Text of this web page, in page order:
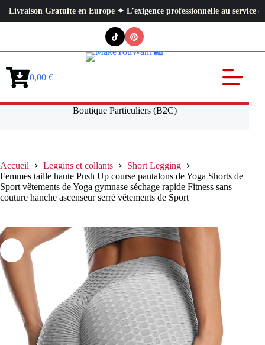
Gratuite en Europe ✦ L’exigence professionnelle au service de
Panier0,00 €
Boutique Particuliers (B2C)
Accueil Leggins et collants
Short Legging
Femmes taille haute Push Up course pantalons de Yoga Shorts de
Sport vêtements de Yoga gymnase séchage rapide Fitness sans
couture hanche ascenseur serré vêtements de Sport